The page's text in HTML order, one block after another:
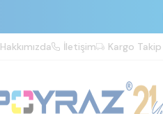
Hakkımızda İletişim Kargo Takip